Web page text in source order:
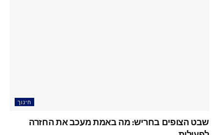
חינוך
שבט הצופים בחריש: מה באמת מעכב את החזרה